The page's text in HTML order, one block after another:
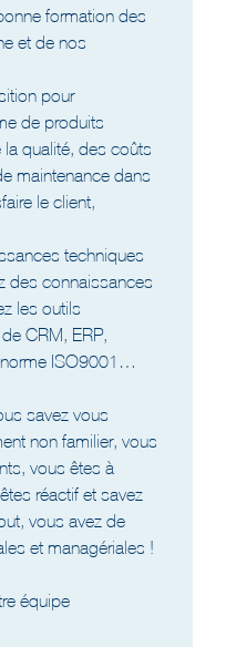
formation des
et de nos
pour
de produits
qualité, des coûts
maintenance dans
le client,
techniques
des connaissances
les outils
CRM, ERP,
ISO9001…
savez vous
non familier, vous
vous êtes à
réactif et savez
vous avez de
et managériales !
équipe